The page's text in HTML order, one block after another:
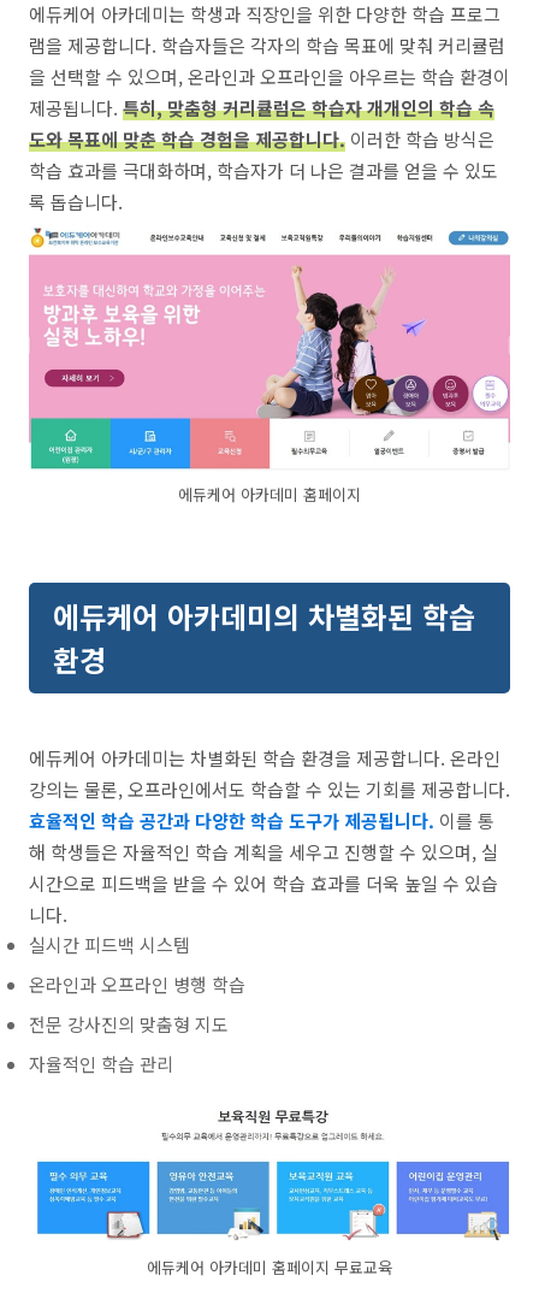
에듀케어 아카데미는 학생과 직장인을 위한 다양한 학습 프로그
램을 제공합니다. 학습자들은 각자의 학습 목표에 맞춰 커리큘럼
을 선택할 수 있으며, 온라인과 오프라인을 아우르는 학습 환경이
제공됩니다. 특히, 맞춤형 커리큘럼은 학습자 개개인의 학습 속
도와 목표에 맞춘 학습 경험을 제공합니다. 이러한 학습 방식은
학습 효과를 극대화하며, 학습자가 더 나은 결과를 얻을 수 있도
록 돕습니다.
에듀케어 아카데미 홈페이지
에듀케어 아카데미의 차별화된 학습
환경
에듀케어 아카데미는 차별화된 학습 환경을 제공합니다. 온라인
강의는 물론, 오프라인에서도 학습할 수 있는 기회를 제공합니다.
효율적인 학습 공간과 다양한 학습 도구가 제공됩니다. 이를 통
해 학생들은 자율적인 학습 계획을 세우고 진행할 수 있으며, 실
시간으로 피드백을 받을 수 있어 학습 효과를 더욱 높일 수 있습
니다.
실시간 피드백 시스템
온라인과 오프라인 병행 학습
전문 강사진의 맞춤형 지도
자율적인 학습 관리
에듀케어 아카데미 홈페이지 무료교육